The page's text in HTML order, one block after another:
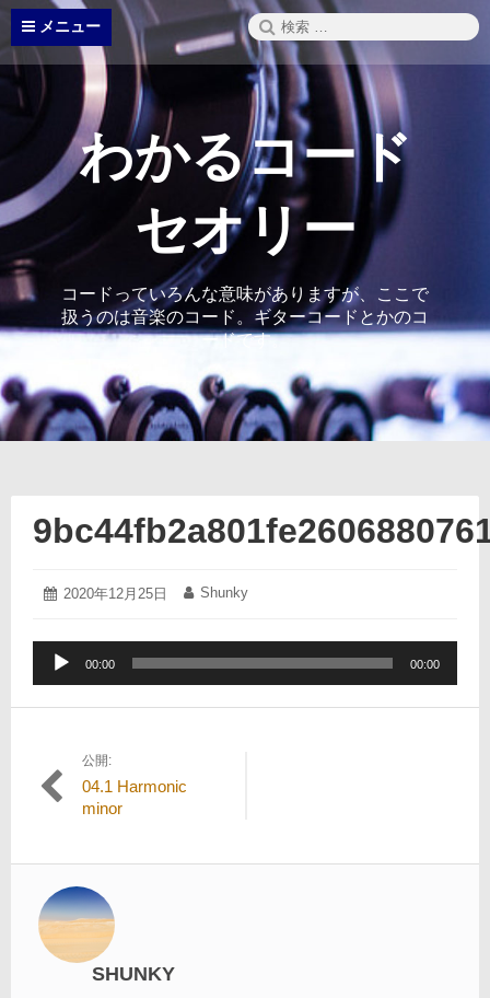
コ
テ
ン
ッ
プ
メニュー
検
索:
わかるコード
セオリー
コードっていろんな意味がありますが、ここで
扱うのは音楽のコード。ギターコードとかのコ
ードです。
投
2020年12月25日
2020
月
25
日
投
Shunky
ー
00:00 00:00
投
稿
ビ
ゲ
ー
シ
公開:
04.1 Harmonic
minor
SHUNKY